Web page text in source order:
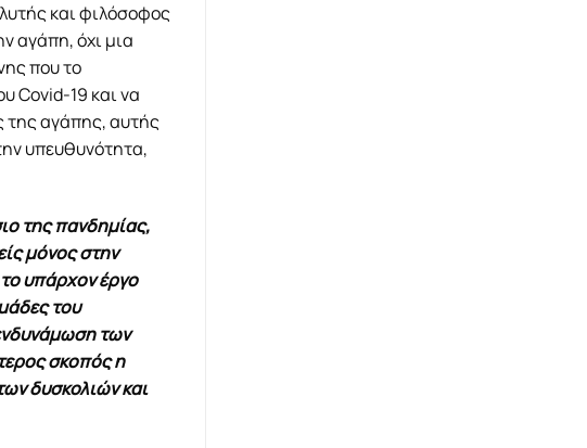
και φιλόσοφος
αγάπη, όχι μια
που το
Covid-19 και να
της αγάπης, αυτής
υπευθυνότητα,
της πανδημίας,
μόνος στην
υπάρχον έργο
του
των
σκοπός η
δυσκολιών και